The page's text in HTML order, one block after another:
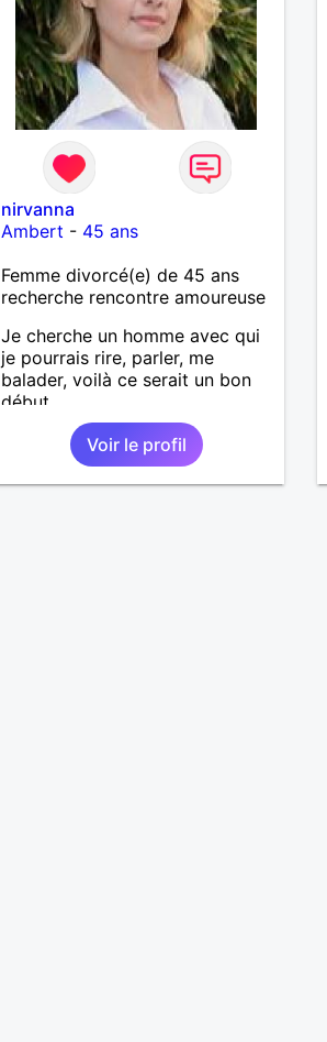
nirvanna
Ambert - 45 ans
Femme divorcé(e) de 45 ans
recherche rencontre amoureuse
Je cherche un homme avec qui
je pourrais rire, parler, me
balader, voilà ce serait un bon
début.
Voir le profil